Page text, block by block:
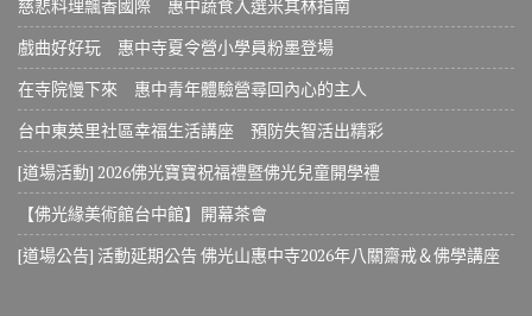
慈悲料理飄香國際 惠中蔬食入選米其林指南
戲曲好好玩 惠中寺夏令營小學員粉墨登場
在寺院慢下來 惠中青年體驗營尋回內心的主人
台中東英里社區幸福生活講座 預防失智活出精彩
[道場活動] 2026佛光寶寶祝福禮暨佛光兒童開學禮
【佛光緣美術館台中館】開幕茶會
[道場公告] 活動延期公告 佛光山惠中寺2026年八關齋戒＆佛學講座